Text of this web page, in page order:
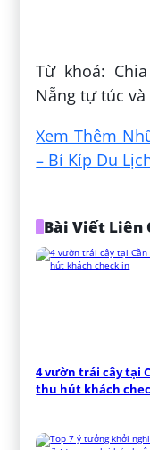
Từ khoá:
Nẵng tự túc
Xem Thêm
– Bí Kíp Du
Bài Viết Liên
4 vườn trái cây tại
thu hút khách